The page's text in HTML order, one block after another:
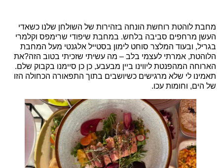
מחבת לוהטת רוחשת הונחה בזהירות של השולחן שלנו כשאדי
העשן מרחפים סביבה בלחש. במחבת שיפודי שרימפס וקלמרי
בגריל, ובעוד המלצר סוחט לימון בסטייל אלגנטי מעל המחבת
הלוהטת, אמרתי לעצמי בלב – מה עשיתי שזכיתי בטוב הזה?את
הארוחה המהפנטת ליווינו ביין מבעבע, כן כן סיימנו בקבוק שלם.
תאמינו לי שלא מרגישים כשיושבים בתוך התפאורה הכחולה הזו
של הים, וחומות עכו.